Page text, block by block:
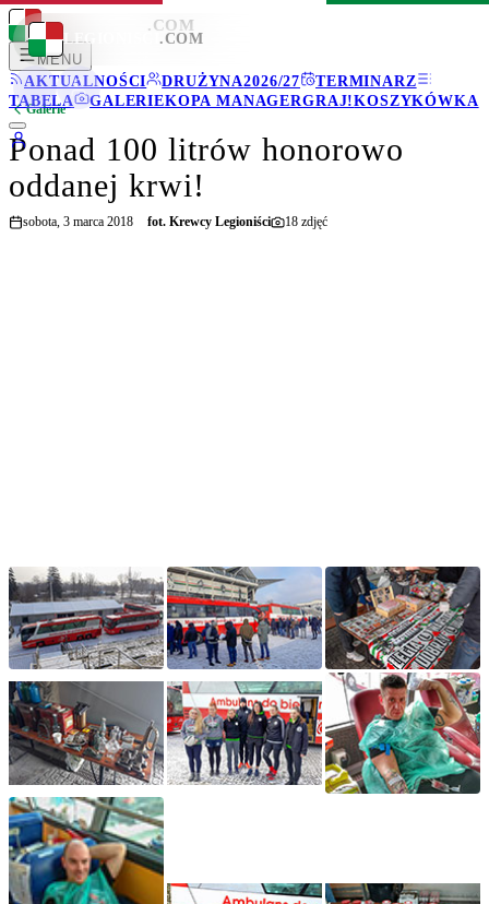
LEGIONISCI .COM
MENU
AKTUALNOŚCI
DRUŻYNA2026/27
TERMINARZ
TABELA
GALERIEKOPA MANAGERGRAJ!KOSZYKÓWKA
LEGIONISCI .COM
Galerie
Ponad 100 litrów honorowo
oddanej krwi!
sobota, 3 marca 2018 fot. Krewcy Legioniści 18 zdjęć